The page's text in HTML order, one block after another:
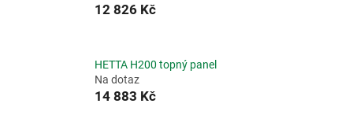
12 826 Kč
HETTA H200 topný panel
Na dotaz
14 883 Kč